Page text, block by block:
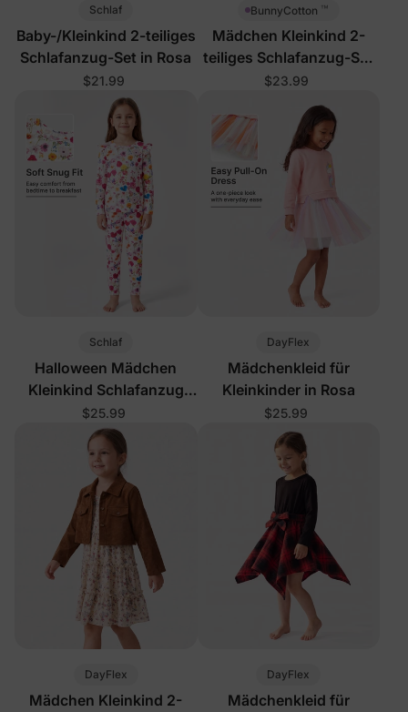
Schlaf
Baby-/Kleinkind 2-teiliges
Schlafanzug-Set in Rosa
$21.99
BunnyCotton ™
Mädchen Kleinkind 2-
teiliges Schlafanzug-Set
Rosa
$23.99
Schlaf
Halloween Mädchen
Kleinkind Schlafanzug
Knallpink
$25.99
DayFlex
Mädchenkleid für
Kleinkinder in Rosa
$25.99
DayFlex
Mädchen Kleinkind 2-
DayFlex
Mädchenkleid für